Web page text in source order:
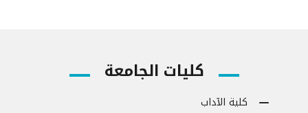
كليات الجامعة
كلية الآداب